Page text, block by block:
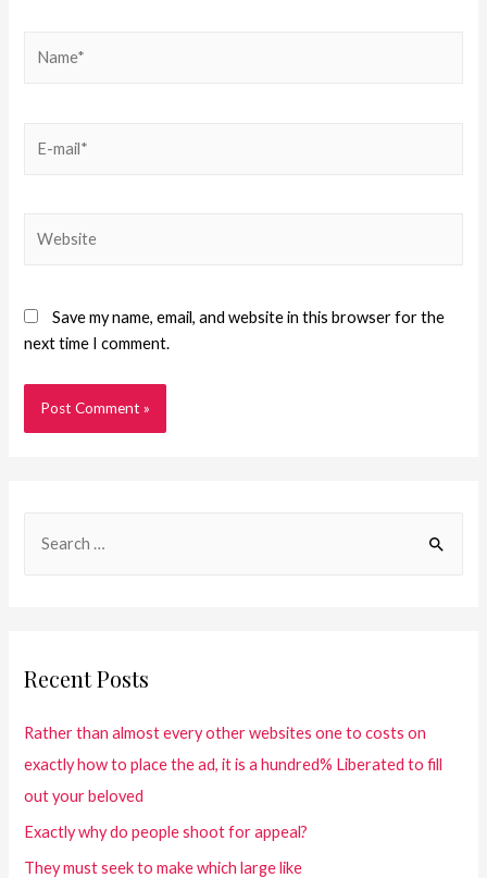
Save my name, email, and website in this browser for the
next time I comment.
Recent Posts
Rather than almost every other websites one to costs on
exactly how to place the ad, it is a hundred% Liberated to fill
out your beloved
Exactly why do people shoot for appeal?
They must seek to make which large like